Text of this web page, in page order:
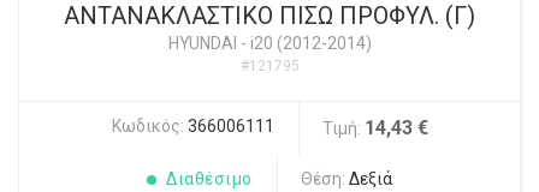
ΑΝΤΑΝΑΚΛΑΣΤΙΚΟ ΠΙΣΩ ΠΡΟΦΥΛ. (Γ)
HYUNDAI - i20 (2012-2014)
#121795
Κωδικός: 366006111 Τιμή: 14,43 €
Διαθέσιμο Θέση: Δεξιά